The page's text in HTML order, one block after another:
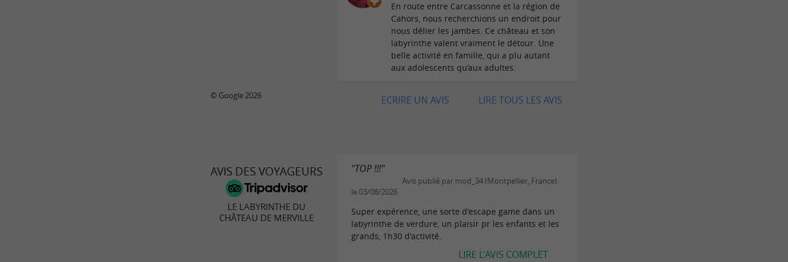
En route entre Carcassonne et la région de
Cahors, nous recherchions un endroit pour
nous délier les jambes. Ce château et son
labyrinthe valent vraiment le détour. Une
belle activité en famille, qui a plu autant
aux adolescents qu’aux adultes.
LIRE TOUS LES AVIS
ECRIRE UN AVIS
© Google 2026
AVIS DES VOYAGEURS
LE LABYRINTHE DU
CHÂTEAU DE MERVILLE
"TOP !!!"
Avis publié par mod_34 (Montpellier, France)
le 03/08/2026
Super expérence, une sorte d'escape game dans un
labyrinthe de verdure, un plaisir pr les enfants et les
grands, 1h30 d'activité.
LIRE L'AVIS COMPLET